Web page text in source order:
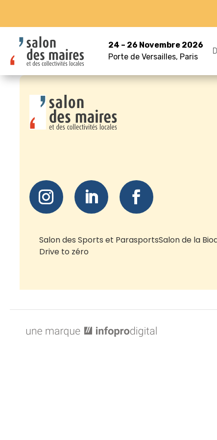
24 – 26 Novembre 2026
Porte de Versailles, Paris
Salon des Sports et ParasportsSalon de la
Drive to zéro